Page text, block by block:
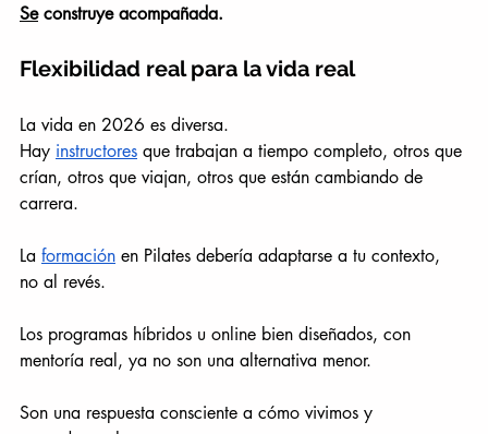
Se construye acompañada.
Flexibilidad real para la vida real
La vida en 2026 es diversa.
Hay instructores que trabajan a tiempo completo, otros que
crían, otros que viajan, otros que están cambiando de
carrera.
La formación en Pilates debería adaptarse a tu contexto,
no al revés.
Los programas híbridos u online bien diseñados, con
mentoría real, ya no son una alternativa menor.
Son una respuesta consciente a cómo vivimos y